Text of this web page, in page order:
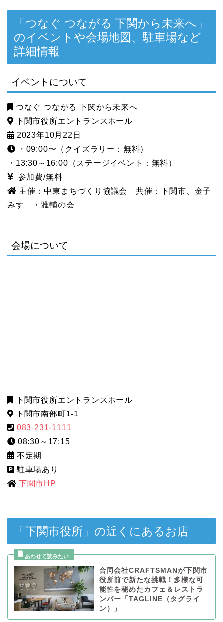
「つなぐ つながる 下関から未来へ」
のイベントや会場地図、駐車場など
詳細情報
イベントについて
つなぐ つながる 下関から未来へ
下関市役所エントランスホール
2023年10月22日
・09:00〜（クイズラリー：無料）
・13:30～16:00（ステージイベント：無料）
参加費/無料
主催：中東まちづくり協議会 共催：下関市、金子
みすゞ・雅輔の会
会場について
下関市役所エントランスホール
下関市南部町1-1
083-231-1111
08:30～17:15
不定期
駐車場あり
下関市HP
「下関市役所」の近くにあるお店
合同会社CRAFTSMANが下関市
役所前で新たな挑戦！多様な可
能性を秘めたカフェ＆レストラ
ンバー「TAGLINE（タグライ
ン）」